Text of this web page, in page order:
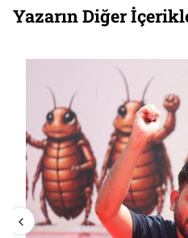
Yazarın Diğer